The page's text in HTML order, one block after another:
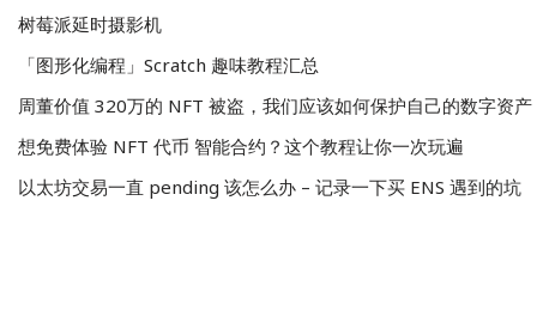
树莓派延时摄影机
「图形化编程」Scratch 趣味教程汇总
周董价值 320万的 NFT 被盗，我们应该如何保护自己的数字资产
想免费体验 NFT 代币 智能合约？这个教程让你一次玩遍
以太坊交易一直 pending 该怎么办 – 记录一下买 ENS 遇到的坑